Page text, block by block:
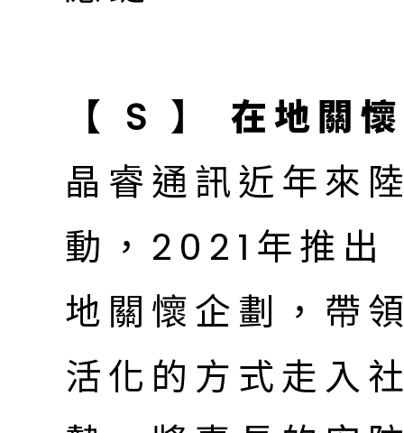
【 S 】 在地關
晶睿通訊近年來
動，2021年推出
地關懷企劃，帶
活化的方式走入